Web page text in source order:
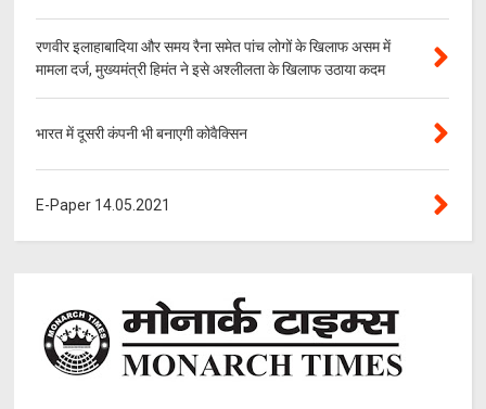
रणवीर इलाहाबादिया और समय रैना समेत पांच लोगों के खिलाफ असम में
मामला दर्ज, मुख्यमंत्री हिमंत ने इसे अश्लीलता के खिलाफ उठाया कदम
भारत में दूसरी कंपनी भी बनाएगी कोवैक्सिन
E-Paper 14.05.2021